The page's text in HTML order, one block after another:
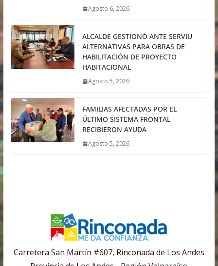
Agosto 6, 2026
ALCALDE GESTIONÓ ANTE SERVIU
ALTERNATIVAS PARA OBRAS DE
HABILITACIÓN DE PROYECTO
HABITACIONAL
Agosto 5, 2026
FAMILIAS AFECTADAS POR EL
ÚLTIMO SISTEMA FRONTAL
RECIBIERON AYUDA
Agosto 5, 2026
Carretera San Martín #607, Rinconada de Los Andes